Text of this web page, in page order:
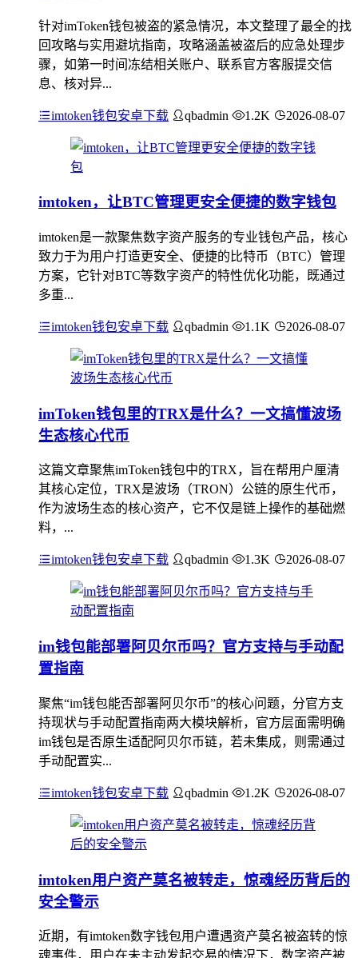
针对imToken钱包被盗的紧急情况，本文整理了最全的找
回攻略与实用避坑指南，攻略涵盖被盗后的应急处理步
骤，如第一时间冻结相关账户、联系官方客服提交信
息、核对异...
imtoken钱包安卓下载 qbadmin 1.2K 2026-08-07
imtoken，让BTC管理更安全便捷的数字钱包
imtoken是一款聚焦数字资产服务的专业钱包产品，核心
致力于为用户打造更安全、便捷的比特币（BTC）管理
方案，它针对BTC等数字资产的特性优化功能，既通过
多重...
imtoken钱包安卓下载 qbadmin 1.1K 2026-08-07
imToken钱包里的TRX是什么？一文搞懂波场
生态核心代币
这篇文章聚焦imToken钱包中的TRX，旨在帮用户厘清
其核心定位，TRX是波场（TRON）公链的原生代币，
作为波场生态的核心资产，它不仅是链上操作的基础燃
料，...
imtoken钱包安卓下载 qbadmin 1.3K 2026-08-07
im钱包能部署阿贝尔币吗？官方支持与手动配
置指南
聚焦“im钱包能否部署阿贝尔币”的核心问题，分官方支
持现状与手动配置指南两大模块解析，官方层面需明确
im钱包是否原生适配阿贝尔币链，若未集成，则需通过
手动配置实...
imtoken钱包安卓下载 qbadmin 1.2K 2026-08-07
imtoken用户资产莫名被转走，惊魂经历背后的
安全警示
近期，有imtoken数字钱包用户遭遇资产莫名被盗转的惊